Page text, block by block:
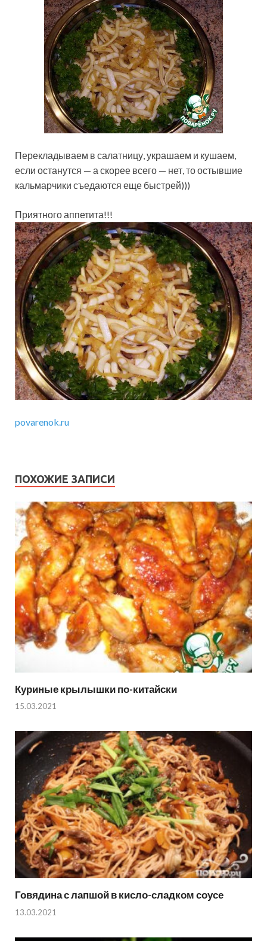
Перекладываем в салатницу, украшаем и кушаем,
если останутся — а скорее всего — нет, то остывшие
кальмарчики съедаются еще быстрей)))
Приятного аппетита!!!
povarenok.ru
ПОХОЖИЕ ЗАПИСИ
Куриные крылышки по-китайски
15.03.2021
Говядина с лапшой в кисло-сладком соусе
13.03.2021